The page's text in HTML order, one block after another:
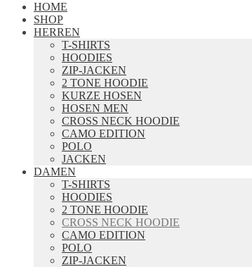
HOME
SHOP
HERREN
T-SHIRTS
HOODIES
ZIP-JACKEN
2 TONE HOODIE
KURZE HOSEN
HOSEN MEN
CROSS NECK HOODIE
CAMO EDITION
POLO
JACKEN
DAMEN
T-SHIRTS
HOODIES
2 TONE HOODIE
CROSS NECK HOODIE
CAMO EDITION
POLO
ZIP-JACKEN